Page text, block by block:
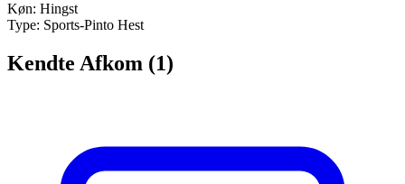
Køn: Hingst
Type: Sports-Pinto Hest
Kendte Afkom (1)